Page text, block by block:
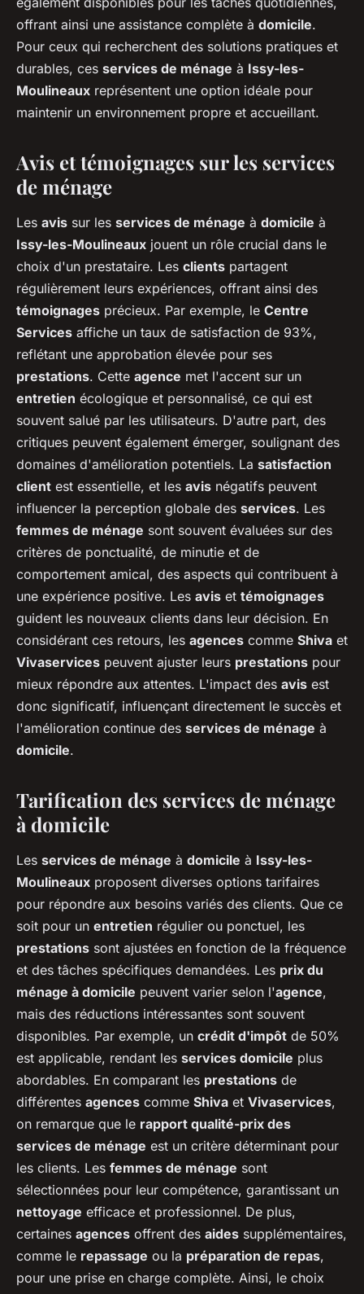
offrant ainsi une assistance complète à domicile.
Pour ceux qui recherchent des solutions pratiques et
durables, ces services de ménage à Issy-les-
Moulineaux représentent une option idéale pour
maintenir un environnement propre et accueillant.
Avis et témoignages sur les services
de ménage
Les avis sur les services de ménage à domicile à
Issy-les-Moulineaux jouent un rôle crucial dans le
choix d'un prestataire. Les clients partagent
régulièrement leurs expériences, offrant ainsi des
témoignages précieux. Par exemple, le Centre
Services affiche un taux de satisfaction de 93%,
reflétant une approbation élevée pour ses
prestations. Cette agence met l'accent sur un
entretien écologique et personnalisé, ce qui est
souvent salué par les utilisateurs. D'autre part, des
critiques peuvent également émerger, soulignant des
domaines d'amélioration potentiels. La satisfaction
client est essentielle, et les avis négatifs peuvent
influencer la perception globale des services. Les
femmes de ménage sont souvent évaluées sur des
critères de ponctualité, de minutie et de
comportement amical, des aspects qui contribuent à
une expérience positive. Les avis et témoignages
guident les nouveaux clients dans leur décision. En
considérant ces retours, les agences comme Shiva et
Vivaservices peuvent ajuster leurs prestations pour
mieux répondre aux attentes. L'impact des avis est
donc significatif, influençant directement le succès et
l'amélioration continue des services de ménage à
domicile.
Tarification des services de ménage
à domicile
Les services de ménage à domicile à Issy-les-
Moulineaux proposent diverses options tarifaires
pour répondre aux besoins variés des clients. Que ce
soit pour un entretien régulier ou ponctuel, les
prestations sont ajustées en fonction de la fréquence
et des tâches spécifiques demandées. Les prix du
ménage à domicile peuvent varier selon l'agence,
mais des réductions intéressantes sont souvent
disponibles. Par exemple, un crédit d'impôt de 50%
est applicable, rendant les services domicile plus
abordables. En comparant les prestations de
différentes agences comme Shiva et Vivaservices,
on remarque que le rapport qualité-prix des
services de ménage est un critère déterminant pour
les clients. Les femmes de ménage sont
sélectionnées pour leur compétence, garantissant un
nettoyage efficace et professionnel. De plus,
certaines agences offrent des aides supplémentaires,
comme le repassage ou la préparation de repas,
pour une prise en charge complète. Ainsi, le choix